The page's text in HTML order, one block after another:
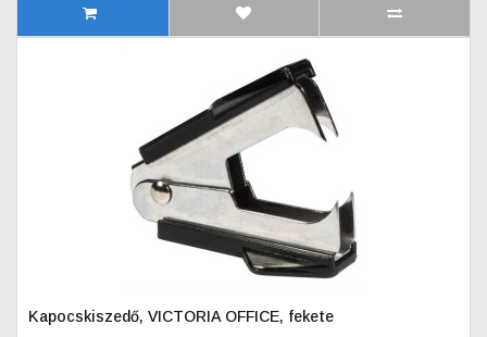
Kapocskiszedő, VICTORIA OFFICE, fekete